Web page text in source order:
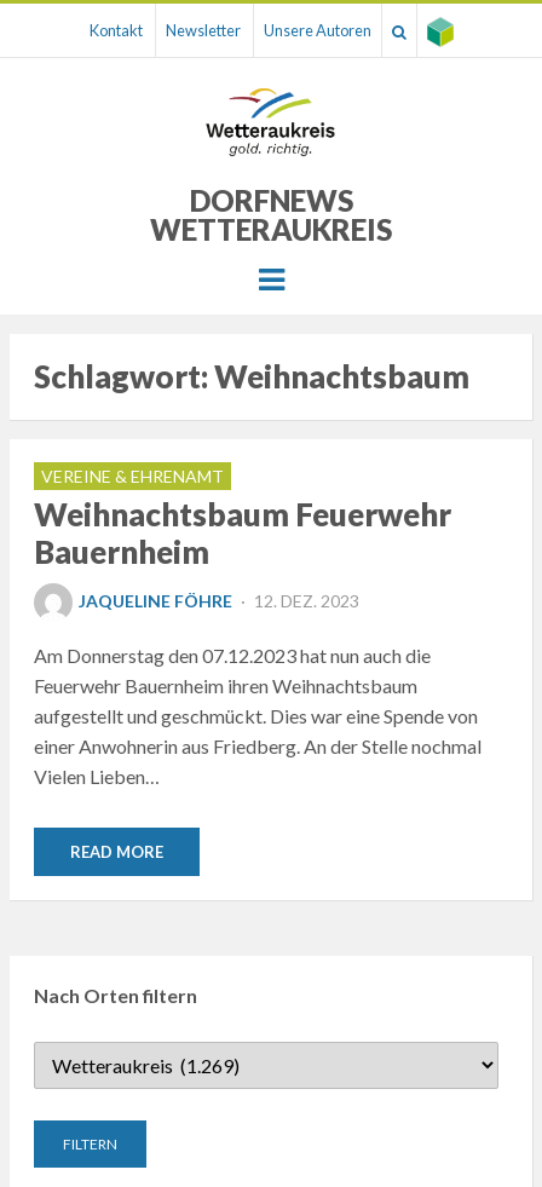
Kontakt Newsletter Unsere Autoren
DORFNEWS
WETTERAUKREIS
Menu
Schlagwort:Weihnachtsbaum
VEREINE & EHRENAMT
Weihnachtsbaum Feuerwehr
Bauernheim
JAQUELINE FÖHRE
POSTED
12. DEZ. 2023
Am Donnerstag den 07.12.2023 hat nun auch die
Feuerwehr Bauernheim ihren Weihnachtsbaum
aufgestellt und geschmückt. Dies war eine Spende von
einer Anwohnerin aus Friedberg. An der Stelle nochmal
Vielen Lieben…
READ MORE
Nach Orten filtern